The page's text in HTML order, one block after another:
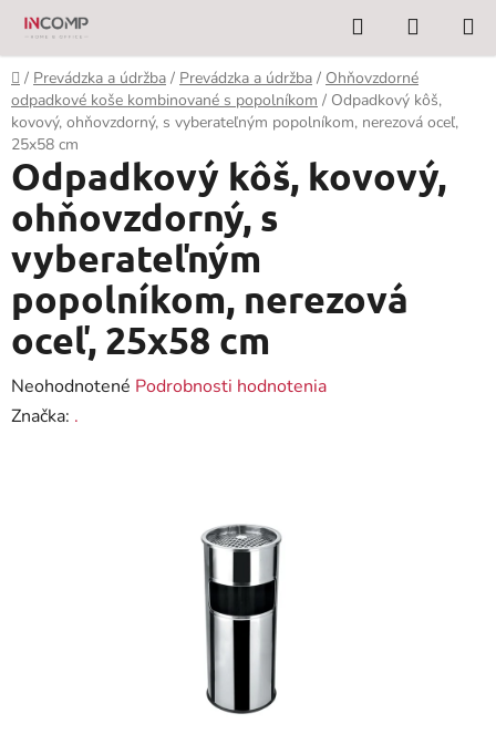
Prejsť
obsah
Hľadať
KOŠÍK
Domov
/ Prevádzka a údržba / Prevádzka a údržba / Ohňovzdorné
odpadkové koše kombinované s popolníkom / Odpadkový kôš,
kovový, ohňovzdorný, s vyberateľným popolníkom, nerezová oceľ,
25x58 cm
Odpadkový kôš, kovový,
ohňovzdorný, s
vyberateľným
popolníkom, nerezová
oceľ, 25x58 cm
Priemerné
hodnotenie
Neohodnotené Podrobnosti hodnotenia
Značka: .